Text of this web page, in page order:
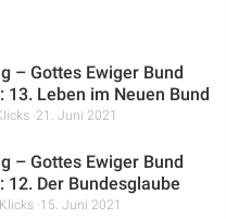
– Gottes Ewiger Bund
13. Leben im Neuen Bund
21. Juni 2021
– Gottes Ewiger Bund
12. Der Bundesglaube
15. Juni 2021